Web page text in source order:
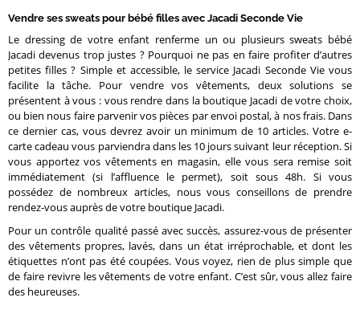
Vendre ses sweats pour bébé filles avec Jacadi Seconde Vie
Le dressing de votre enfant renferme un ou plusieurs sweats bébé
Jacadi devenus trop justes ? Pourquoi ne pas en faire profiter d’autres
petites filles ? Simple et accessible, le service Jacadi Seconde Vie vous
facilite la tâche. Pour vendre vos vêtements, deux solutions se
présentent à vous : vous rendre dans la boutique Jacadi de votre choix,
ou bien nous faire parvenir vos pièces par envoi postal, à nos frais. Dans
ce dernier cas, vous devrez avoir un minimum de 10 articles. Votre e-
carte cadeau vous parviendra dans les 10 jours suivant leur réception. Si
vous apportez vos vêtements en magasin, elle vous sera remise soit
immédiatement (si l’affluence le permet), soit sous 48h. Si vous
possédez de nombreux articles, nous vous conseillons de prendre
rendez-vous auprès de votre boutique Jacadi.
Pour un contrôle qualité passé avec succès, assurez-vous de présenter
des vêtements propres, lavés, dans un état irréprochable, et dont les
étiquettes n’ont pas été coupées. Vous voyez, rien de plus simple que
de faire revivre les vêtements de votre enfant. C’est sûr, vous allez faire
des heureuses.